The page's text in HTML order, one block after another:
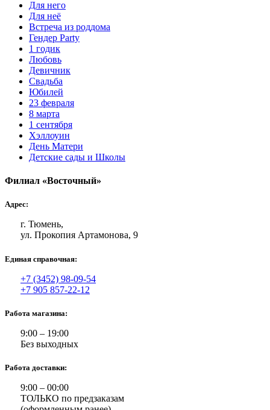
Для него
Для неё
Встреча из роддома
Гендер Party
1 годик
Любовь
Девичник
Свадьба
Юбилей
23 февраля
8 марта
1 сентября
Хэллоуин
День Матери
Детские сады и Школы
Филиал «Восточный»
Адрес:
г. Тюмень,
ул. Прокопия Артамонова, 9
Единая справочная:
+7 (3452) 98-09-54
+7 905 857-22-12
Работа магазина:
9:00 – 19:00
Без выходных
Работа доставки:
9:00 – 00:00
ТОЛЬКО по предзаказам